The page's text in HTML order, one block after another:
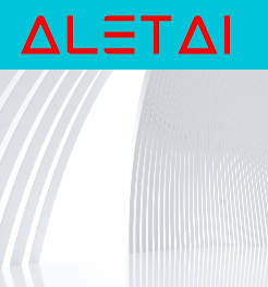
Главная
Продукция
Новости
О Hас
Контакты